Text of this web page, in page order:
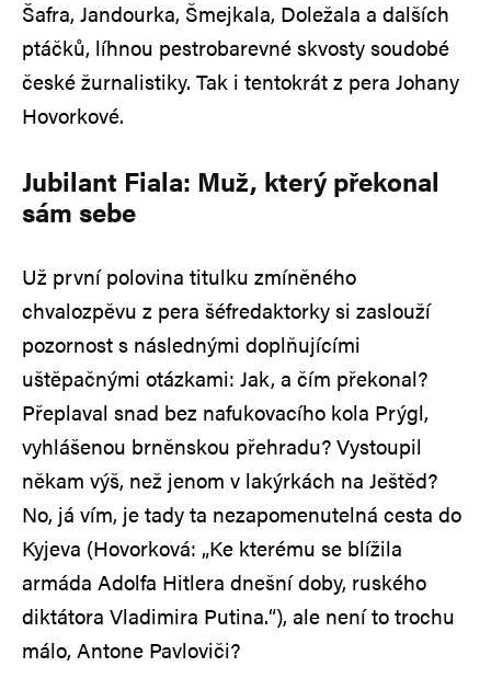
Šafra, Jandourka, Šmejkala, Doležala a dalších
ptáčků, líhnou pestrobarevné skvosty soudobé
české žurnalistiky. Tak i tentokrát z pera Johany
Hovorkové.
Jubilant Fiala: Muž, který překonal
sám sebe
Už první polovina titulku zmíněného
chvalozpěvu z pera šéfredaktorky si zaslouží
pozornost s následnými doplňujícími
uštěpačnými otázkami: Jak, a čím překonal?
Přeplaval snad bez nafukovacího kola Prýgl,
vyhlášenou brněnskou přehradu? Vystoupil
někam výš, než jenom v lakýrkách na Ještěd?
No, já vím, je tady ta nezapomenutelná cesta do
Kyjeva (Hovorková: „Ke kterému se blížila
armáda Adolfa Hitlera dnešní doby, ruského
diktátora Vladimira Putina.“), ale není to trochu
málo, Antone Pavloviči?